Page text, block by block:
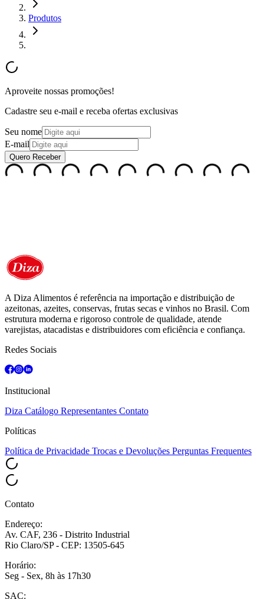
Produtos
Aproveite nossas promoções!
Cadastre seu e-mail e receba ofertas exclusivas
Seu nome
E-mail
Quero Receber
A Diza Alimentos é referência na importação e distribuição de
azeitonas, azeites, conservas, frutas secas e vinhos no Brasil. Com
estrutura moderna e rigoroso controle de qualidade, atende
varejistas, atacadistas e distribuidores com eficiência e confiança.
Redes Sociais
Institucional
Diza Catálogo Representantes Contato
Políticas
Política de Privacidade Trocas e Devoluções Perguntas Frequentes
Contato
Endereço:
Av. CAF, 236 - Distrito Industrial
Rio Claro/SP - CEP: 13505-645
Horário:
Seg - Sex, 8h às 17h30
SAC: